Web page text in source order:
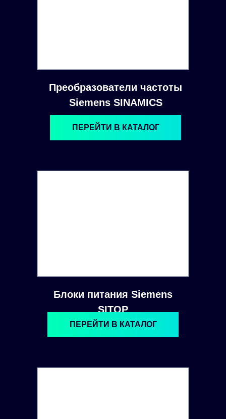
Преобразователи частоты
Siemens SINAMICS
Блоки питания Siemens
SITOP
ПЕРЕЙТИ В КАТАЛОГ
ПЕРЕЙТИ В КАТАЛОГ